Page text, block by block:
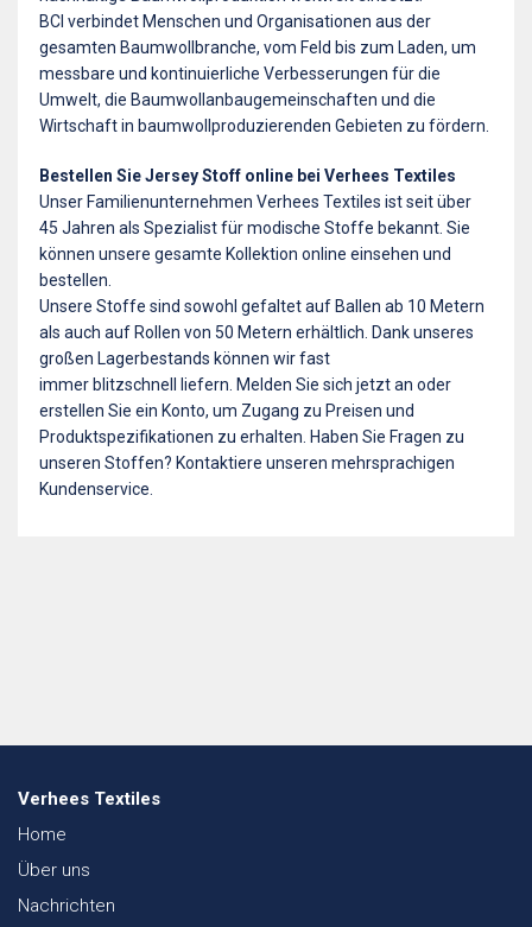
BCI verbindet Menschen und Organisationen aus der
gesamten Baumwollbranche, vom Feld bis zum Laden, um
messbare und kontinuierliche Verbesserungen für die
Umwelt, die Baumwollanbaugemeinschaften und die
Wirtschaft in baumwollproduzierenden Gebieten zu fördern.
Bestellen Sie Jersey Stoff online bei Verhees Textiles
Unser Familienunternehmen Verhees Textiles ist seit über
45 Jahren als Spezialist für modische Stoffe bekannt. Sie
können unsere gesamte Kollektion online einsehen und
bestellen.
Unsere Stoffe sind sowohl gefaltet auf Ballen ab 10 Metern
als auch auf Rollen von 50 Metern erhältlich. Dank unseres
großen Lagerbestands können wir fast
immer blitzschnell liefern. Melden Sie sich jetzt an oder
erstellen Sie ein Konto, um Zugang zu Preisen und
Produktspezifikationen zu erhalten. Haben Sie Fragen zu
unseren Stoffen? Kontaktiere unseren mehrsprachigen
Kundenservice.
Verhees Textiles
Home
Über uns
Nachrichten